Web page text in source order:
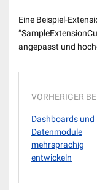
Eine Beispiel-
angepasst und
VORHERIGER
Dashboards und
Datenmodule
mehrsprachig
entwickeln